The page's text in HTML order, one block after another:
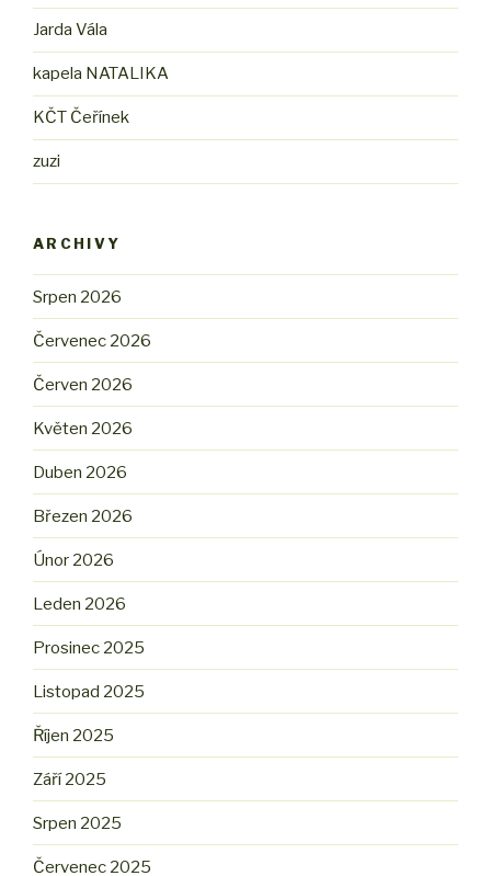
Jarda Vála
kapela NATALIKA
KČT Čeřínek
zuzi
ARCHIVY
Srpen 2026
Červenec 2026
Červen 2026
Květen 2026
Duben 2026
Březen 2026
Únor 2026
Leden 2026
Prosinec 2025
Listopad 2025
Říjen 2025
Září 2025
Srpen 2025
Červenec 2025